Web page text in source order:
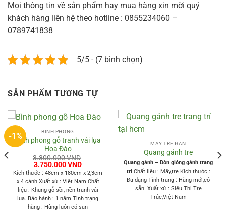
Mọi thông tin về sản phẩm hay mua hàng xin mời quý
khách hàng liên hệ theo hotline : 0855234060 –
0789741838
5/5 - (7 bình chọn)
SẢN PHẨM TƯƠNG TỰ
-1% BÌNH PHONG
Bình phong gỗ tranh vải lụa
Hoa Đào
3.800.000VND
Giá
gốc
là:
3.800.000 VND.
3.750.000VNDGiá
hiện
tại
là:
3.750.000 VND.
Kích thước : 48cm x 180cm x 2,3cm
x 4 cánh Xuất xứ : Việt Nam Chất
liệu : Khung gỗ sồi, nền tranh vải
lụa. Bảo hành : 1 năm Tình trạng
hàng : Hàng luôn có sẵn
MÂY TRE ĐAN
Quang gánh tre
Quang gánh – Đòn gióng gánh trang
tríChất liệu : Mây,tre Kích thước :
Đa dạng Tình trang : Hàng mới,có
sẵn. Xuất xứ : Siêu Thị Tre
Trúc,Việt Nam
VND.